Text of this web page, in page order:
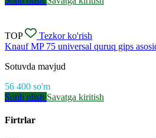
TOP
Tezkor ko'rish
Knauf MP 75 universal quruq gips
Sotuvda mavjud
56 400 so'm
Sotib olish Savatga kiritish
Firtrlar